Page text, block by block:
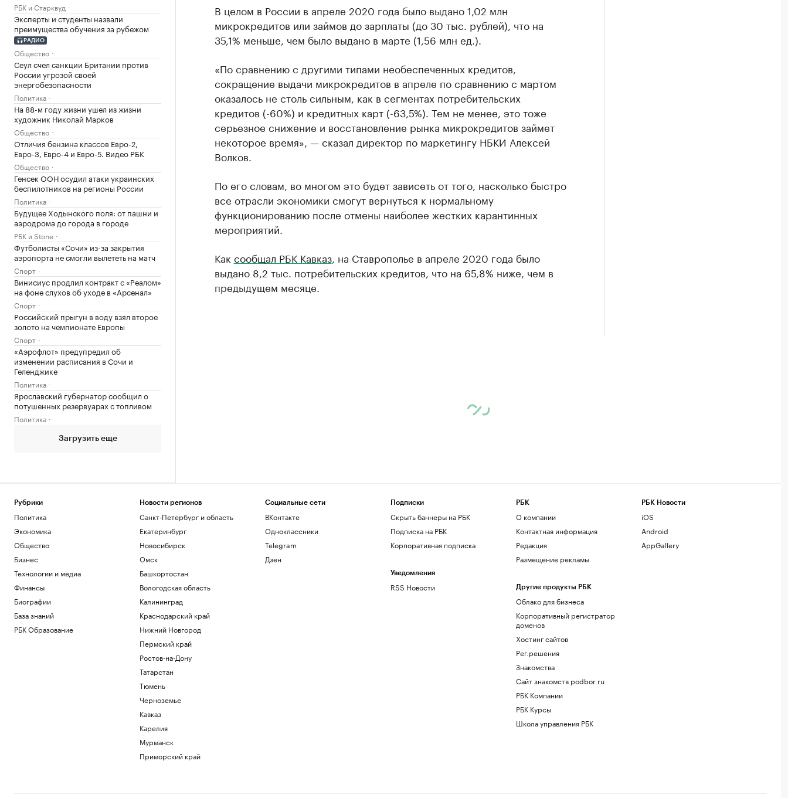
РБК и Старквуд
Эксперты и студенты назвали
преимущества обучения за рубежом
РАДИО
Общество
Сеул счел санкции Британии против
России угрозой своей
энергобезопасности
Политика
На 88-м году жизни ушел из жизни
художник Николай Марков
Общество
Отличия бензина классов Евро-2,
Евро-3, Евро-4 и Евро-5. Видео РБК
Общество
Генсек ООН осудил атаки украинских
беспилотников на регионы России
Политика
Будущее Ходынского поля: от пашни и
аэродрома до города в городе
РБК и Stone
Футболисты «Сочи» из-за закрытия
аэропорта не смогли вылететь на матч
Спорт
Винисиус продлил контракт с «Реалом»
на фоне слухов об уходе в «Арсенал»
Спорт
Российский прыгун в воду взял второе
золото на чемпионате Европы
Спорт
«Аэрофлот» предупредил об
изменении расписания в Сочи и
Геленджике
Политика
Ярославский губернатор сообщил о
потушенных резервуарах с топливом
Политика
Загрузить еще
В целом в России в апреле 2020 года было выдано 1,02 млн
микрокредитов или займов до зарплаты (до 30 тыс. рублей), что на
35,1% меньше, чем было выдано в марте (1,56 млн ед.).
«По сравнению с другими типами необеспеченных кредитов,
сокращение выдачи микрокредитов в апреле по сравнению с мартом
оказалось не столь сильным, как в сегментах потребительских
кредитов (-60%) и кредитных карт (-63,5%). Тем не менее, это тоже
серьезное снижение и восстановление рынка микрокредитов займет
некоторое время», — сказал директор по маркетингу НБКИ Алексей
Волков.
По его словам, во многом это будет зависеть от того, насколько быстро
все отрасли экономики смогут вернуться к нормальному
функционированию после отмены наиболее жестких карантинных
мероприятий.
Как сообщал РБК Кавказ, на Ставрополье в апреле 2020 года было
выдано 8,2 тыс. потребительских кредитов, что на 65,8% ниже, чем в
предыдущем месяце.
Рубрики
Политика
Экономика
Общество
Бизнес
Технологии и медиа
Финансы
Биографии
База знаний
РБК Образование
Новости регионов
Санкт-Петербург и область
Екатеринбург
Новосибирск
Омск
Башкортостан
Вологодская область
Калининград
Краснодарский край
Нижний Новгород
Пермский край
Ростов-на-Дону
Татарстан
Тюмень
Черноземье
Кавказ
Карелия
Мурманск
Приморский край
Социальные сети
ВКонтакте
Одноклассники
Telegram
Дзен
Подписки
Скрыть баннеры на РБК
Подписка на РБК
Корпоративная подписка
Уведомления
RSS Новости
РБК
О компании
Контактная информация
Редакция
Размещение рекламы
Другие продукты РБК
Облако для бизнеса
Корпоративный регистратор
доменов
Хостинг сайтов
Рег.решения
Знакомства
Сайт знакомств podbor.ru
РБК Компании
РБК Курсы
Школа управления РБК
РБК Новости
iOS
Android
AppGallery